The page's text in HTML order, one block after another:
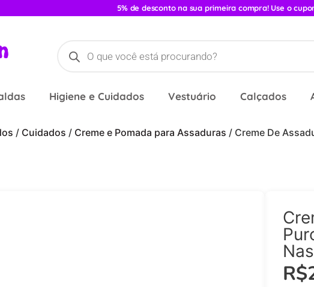
5% de desconto na sua primeira compra! Use o
Higiene e Cuidados Vestuário Calçados
/ Cuidados / Creme e Pomada para Assaduras / Creme De
R$